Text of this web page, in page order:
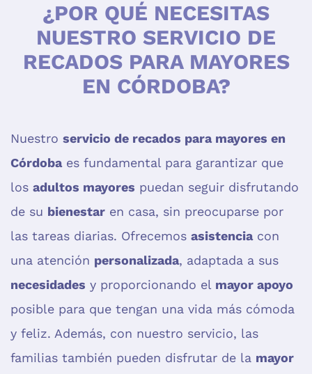
¿POR QUÉ NECESITAS
NUESTRO SERVICIO DE
RECADOS PARA MAYORES
EN CÓRDOBA?
Nuestro servicio de recados para mayores en
Córdobaes fundamental para garantizar que
los adultos mayores puedan seguir disfrutando
de su bienestar en casa, sin preocuparse por
las tareas diarias. Ofrecemos asistenciacon
una atención personalizada, adaptada a sus
necesidades y proporcionando el mayor apoyo
posible para que tengan una vida más cómoda
y feliz. Además, con nuestro servicio, las
familias también pueden disfrutar de la mayor